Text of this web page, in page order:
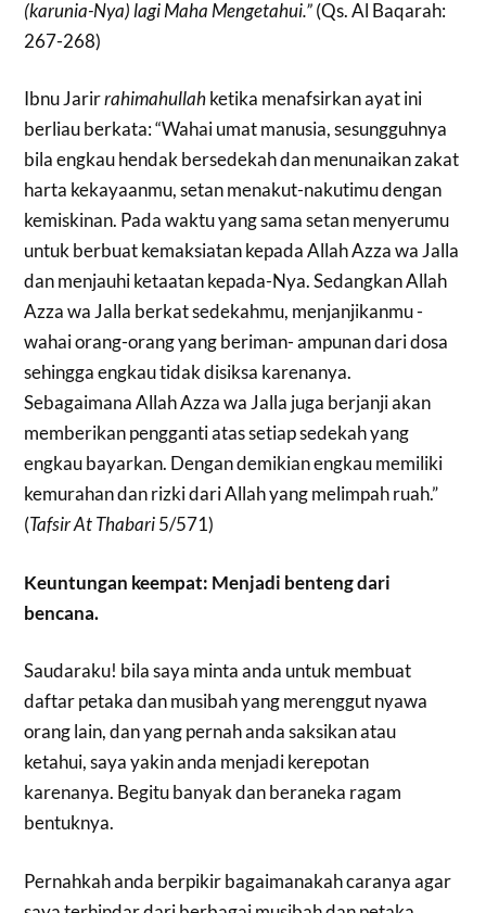
(karunia-Nya) lagi Maha Mengetahui.”(Qs. Al Baqarah:
267-268)
Ibnu Jarirrahimahullahketika menafsirkan ayat ini
berliau berkata: “Wahai umat manusia, sesungguhnya
bila engkau hendak bersedekah dan menunaikan zakat
harta kekayaanmu, setan menakut-nakutimu dengan
kemiskinan. Pada waktu yang sama setan menyerumu
untuk berbuat kemaksiatan kepada Allah Azza wa Jalla
dan menjauhi ketaatan kepada-Nya. Sedangkan Allah
Azza wa Jalla berkat sedekahmu, menjanjikanmu -
wahai orang-orang yang beriman- ampunan dari dosa
sehingga engkau tidak disiksa karenanya.
Sebagaimana Allah Azza wa Jalla juga berjanji akan
memberikan pengganti atas setiap sedekah yang
engkau bayarkan. Dengan demikian engkau memiliki
kemurahan dan rizki dari Allah yang melimpah ruah.”
(Tafsir At Thabari5/571)
Keuntungan keempat: Menjadi benteng dari
bencana.
Saudaraku! bila saya minta anda untuk membuat
daftar petaka dan musibah yang merenggut nyawa
orang lain, dan yang pernah anda saksikan atau
ketahui, saya yakin anda menjadi kerepotan
karenanya. Begitu banyak dan beraneka ragam
bentuknya.
Pernahkah anda berpikir bagaimanakah caranya agar